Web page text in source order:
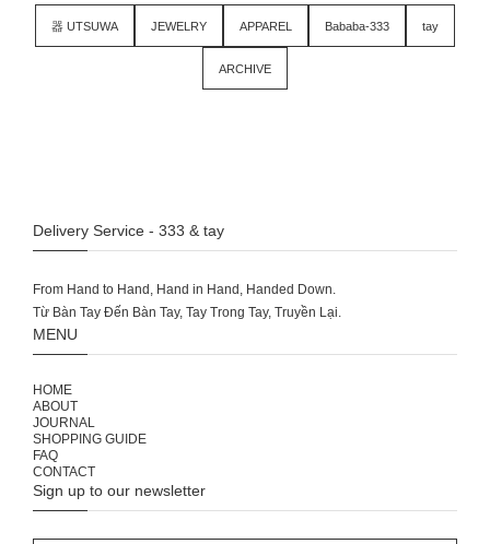
器 UTSUWA JEWELRY APPAREL Bababa-333 tay
ARCHIVE
Delivery Service - 333 & tay
From Hand to Hand, Hand in Hand, Handed Down.
MENU
HOME
ABOUT
JOURNAL
SHOPPING GUIDE
FAQ
CONTACT
Sign up to our newsletter